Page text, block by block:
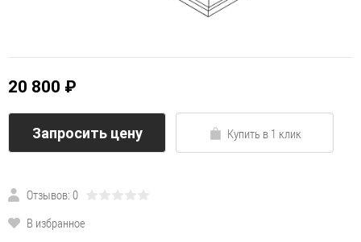
20 800 ₽
Запросить цену Купить в 1 клик
Отзывов: 0
В избранное